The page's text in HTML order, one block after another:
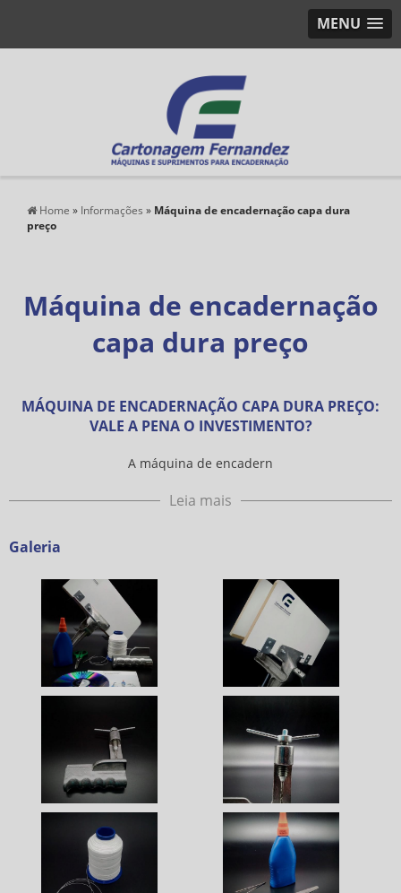
MENU
Home » Informações » Máquina de encadernação capa dura
preço
Máquina de encadernação
capa dura preço
MÁQUINA DE ENCADERNAÇÃO CAPA DURA PREÇO:
VALE A PENA O INVESTIMENTO?
A máquina de encadern
Leia mais
Galeria